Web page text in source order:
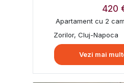
420
Apartament cu 2
Zorilor, Cluj-Napoca
Vezi mai